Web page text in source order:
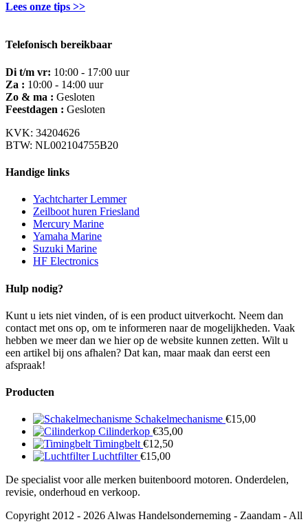
Lees onze tips >>
Telefonisch bereikbaar
Di t/m vr: 10:00 - 17:00 uur
Za : 10:00 - 14:00 uur
Zo & ma : Gesloten
Feestdagen : Gesloten
KVK: 34204626
BTW: NL002104755B20
Handige links
Yachtcharter Lemmer
Zeilboot huren Friesland
Mercury Marine
Yamaha Marine
Suzuki Marine
HF Electronics
Hulp nodig?
Kunt u iets niet vinden, of is een product uitverkocht. Neem dan
contact met ons op, om te informeren naar de mogelijkheden. Vaak
hebben we meer dan we hier op de website kunnen zetten. Wilt u
een artikel bij ons afhalen? Dat kan, maar maak dan eerst een
afspraak!
Producten
Schakelmechanisme €15,00
Cilinderkop €35,00
Timingbelt €12,50
Luchtfilter €15,00
De specialist voor alle merken buitenboord motoren. Onderdelen,
revisie, onderhoud en verkoop.
Copyright 2012 - 2026 Alwas Handelsonderneming - Zaandam - All